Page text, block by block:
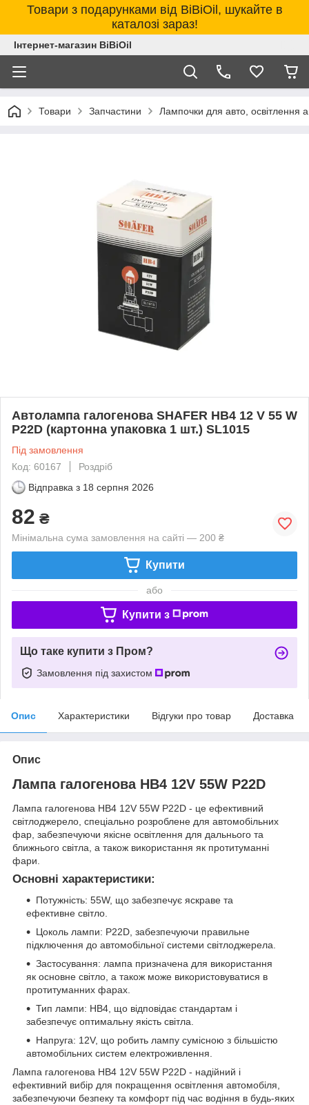
Товари з подарунками від BiBiOil, шукайте в
каталозі зараз!
Інтернет-магазин BiBiOil
Товари Запчастини Лампочки для авто, освітлення
Автолампа галогенова SHAFER HB4 12 V 55 W
P22D (картонна упаковка 1 шт.) SL1015
Під замовлення
Код: 60167
Роздріб
Відправка з 18 серпня 2026
82 ₴
Мінімальна сума замовлення на сайті — 200 ₴
Купити
або
Купити з
Що таке купити з Пром?
Замовлення під захистом
Опис Характеристики Відгуки про товар Доставка
Опис
Лампа галогенова HB4 12V 55W P22D
Лампа галогенова HB4 12V 55W P22D - це ефективний
світлоджерело, спеціально розроблене для автомобільних
фар, забезпечуючи якісне освітлення для дальнього та
ближнього світла, а також використання як протитуманні
фари.
Основні характеристики:
Потужність: 55W, що забезпечує яскраве та
ефективне світло.
Цоколь лампи: P22D, забезпечуючи правильне
підключення до автомобільної системи світлоджерела.
Застосування: лампа призначена для використання
як основне світло, а також може використовуватися в
протитуманних фарах.
Тип лампи: HB4, що відповідає стандартам і
забезпечує оптимальну якість світла.
Напруга: 12V, що робить лампу сумісною з більшістю
автомобільних систем електроживлення.
Лампа галогенова HB4 12V 55W P22D - надійний і
ефективний вибір для покращення освітлення автомобіля,
забезпечуючи безпеку та комфорт під час водіння в будь-яких